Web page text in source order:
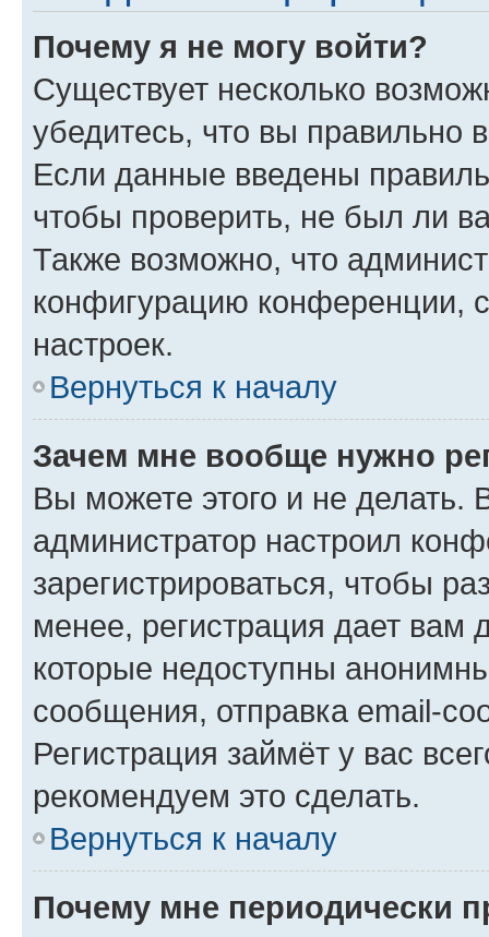
Почему я не могу войти?
Существует несколько
убедитесь, что вы правильно
Если данные введены
чтобы проверить, не был ли
Также возможно, что
конфигурацию конференции,
настроек.
Вернуться к началу
Зачем мне вообще нужно
Вы можете этого и не делать.
администратор настроил
зарегистрироваться, чтобы
менее, регистрация дает вам
которые недоступны
сообщения, отправка email-
Регистрация займёт у вас
рекомендуем это сделать.
Вернуться к началу
Почему мне периодически